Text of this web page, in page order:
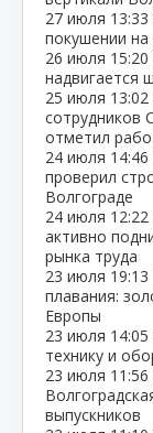
27 июля 13:33
покушении
26 июля 15:20
надвигается
25 июля 13:02
сотрудников
отметил
24 июля 14:46
проверил
Волгограде
24 июля 12:22
активно
рынка труда
23 июля 19:13
плавания:
Европы
23 июля 14:05
технику и
23 июля 11:56
выпускников